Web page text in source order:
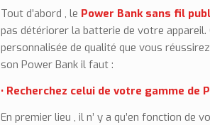
Tout d’abord , le Power Bank sans fil
pas détériorer la batterie de votre appareil.
personnalisée de qualité que vous
son Power Bank il faut :
• Recherchez celui de votre gamme de
En premier lieu , il n’ y a qu’en fonction